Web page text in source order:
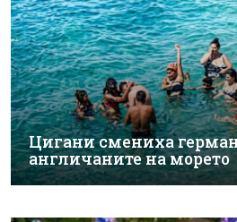
Цигани смениха
англичаните на морето